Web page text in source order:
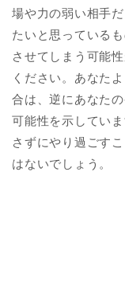
場や力の弱い相手
たいと思っている
させてしまう可能
ください。あなた
合は、逆にあなた
可能性を示してい
さずにやり過ごす
はないでしょう。